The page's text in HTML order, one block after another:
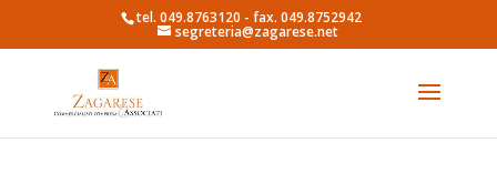
tel. 049.8763120 - fax. 049.8752942
segreteria@zagarese.net